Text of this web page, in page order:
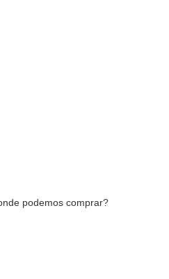
podemos comprar?